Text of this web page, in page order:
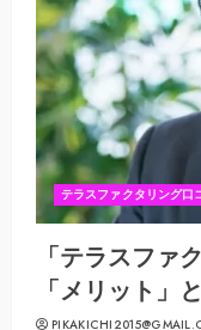
テラスファクタリング口
「テラスファ
「メリット」